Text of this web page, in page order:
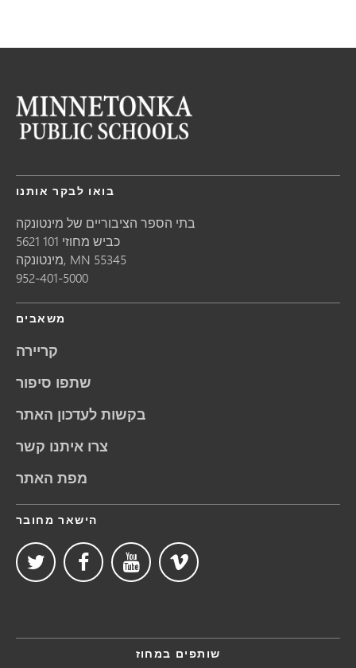
בואו לבקר אותנו
בתי הספר הציבוריים של מינטונקה
5621 כביש מחוזי 101
מינטונקה, MN 55345
952-401-5000
משאבים
קריירה
שתפו סיפור
בקשות לעדכון האתר
צרו איתנו קשר
מפת האתר
הישאר מחובר
שותפים במחוז